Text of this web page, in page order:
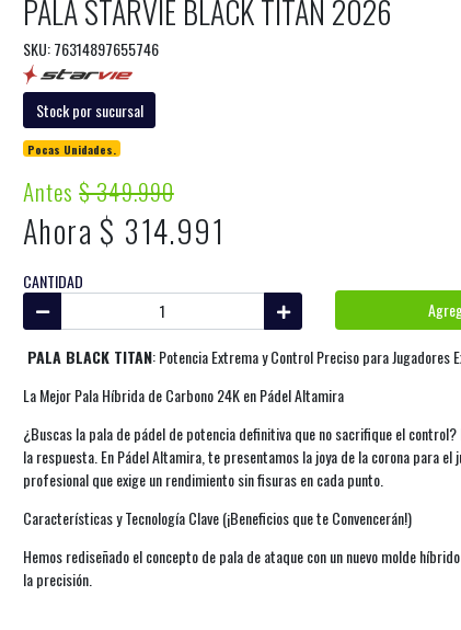
PALA STARVIE BLACK TITAN 2026
SKU: 76314897655746
Stock por sucursal
Pocas Unidades.
Antes$ 349.990
Ahora $ 314.991
CANTIDAD
PALA BLACK TITAN: Potencia Extrema y Control Preciso para Jugadores
La Mejor Pala Híbrida de Carbono 24K en Pádel Altamira
¿Buscas la pala de pádel de potencia definitiva que no sacrifique el control?
la respuesta. En Pádel Altamira, te presentamos la joya de la corona para el
profesional que exige un rendimiento sin fisuras en cada punto.
Características y Tecnología Clave (¡Beneficios que te Convencerán!)
Hemos rediseñado el concepto de pala de ataque con un nuevo molde
la precisión.